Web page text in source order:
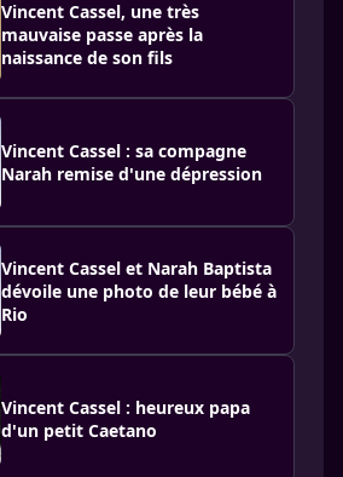
Vincent Cassel, une très
mauvaise passe après la
naissance de son fils
Vincent Cassel : sa compagne
Narah remise d'une dépression
Vincent Cassel et Narah Baptista
dévoile une photo de leur bébé à
Rio
Vincent Cassel : heureux papa
d'un petit Caetano